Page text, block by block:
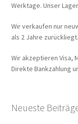
Werktage. Unser
Wir verkaufen nur
als 2 Jahre zurückliegt.
Wir akzeptieren Visa,
Direkte Bankzahlung
Neueste